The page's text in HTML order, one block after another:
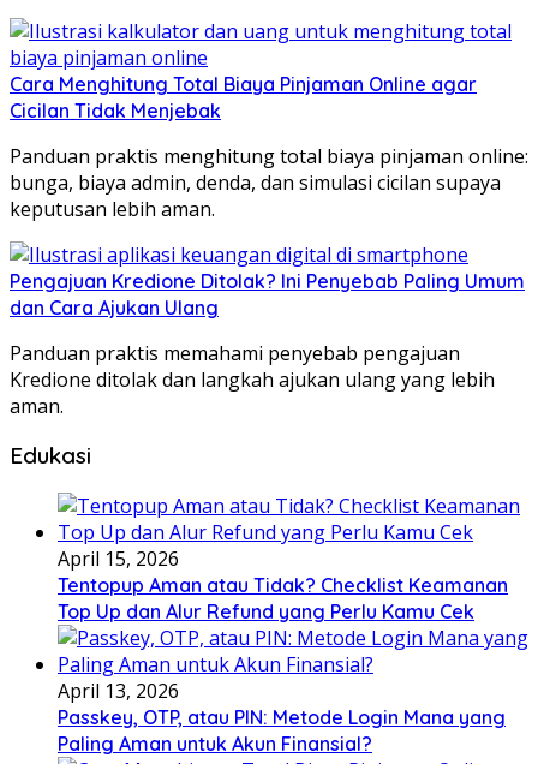
Cara Menghitung Total Biaya Pinjaman Online agar
Cicilan Tidak Menjebak
Panduan praktis menghitung total biaya pinjaman online:
bunga, biaya admin, denda, dan simulasi cicilan supaya
keputusan lebih aman.
Pengajuan Kredione Ditolak? Ini Penyebab Paling Umum
dan Cara Ajukan Ulang
Panduan praktis memahami penyebab pengajuan
Kredione ditolak dan langkah ajukan ulang yang lebih
aman.
Edukasi
April 15, 2026
Tentopup Aman atau Tidak? Checklist Keamanan
Top Up dan Alur Refund yang Perlu Kamu Cek
April 13, 2026
Passkey, OTP, atau PIN: Metode Login Mana yang
Paling Aman untuk Akun Finansial?